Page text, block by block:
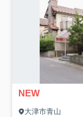
NEW
大津市青山